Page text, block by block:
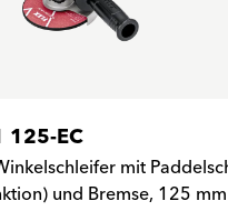
125-EC
mit
und Bremse, 125 mm